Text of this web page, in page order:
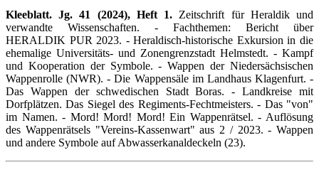
Kleeblatt. Jg. 41 (2024), Heft 1. Zeitschrift für Heraldik und
verwandte Wissenschaften. - Fachthemen: Bericht über
HERALDIK PUR 2023. - Heraldisch-historische Exkursion in die
ehemalige Universitäts- und Zonengrenzstadt Helmstedt. - Kampf
und Kooperation der Symbole. - Wappen der Niedersächsischen
Wappenrolle (NWR). - Die Wappensäle im Landhaus Klagenfurt. -
Das Wappen der schwedischen Stadt Boras. - Landkreise mit
Dorfplätzen. Das Siegel des Regiments-Fechtmeisters. - Das "von"
im Namen. - Mord! Mord! Mord! Ein Wappenrätsel. - Auflösung
des Wappenrätsels "Vereins-Kassenwart" aus 2 / 2023. - Wappen
und andere Symbole auf Abwasserkanaldeckeln (23).